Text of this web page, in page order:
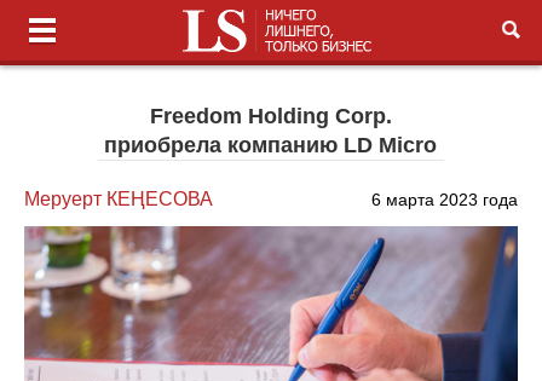
Freedom Holding Corp.
приобрела компанию LD Micro
Меруерт КЕҢЕСОВА 6 марта 2023 года